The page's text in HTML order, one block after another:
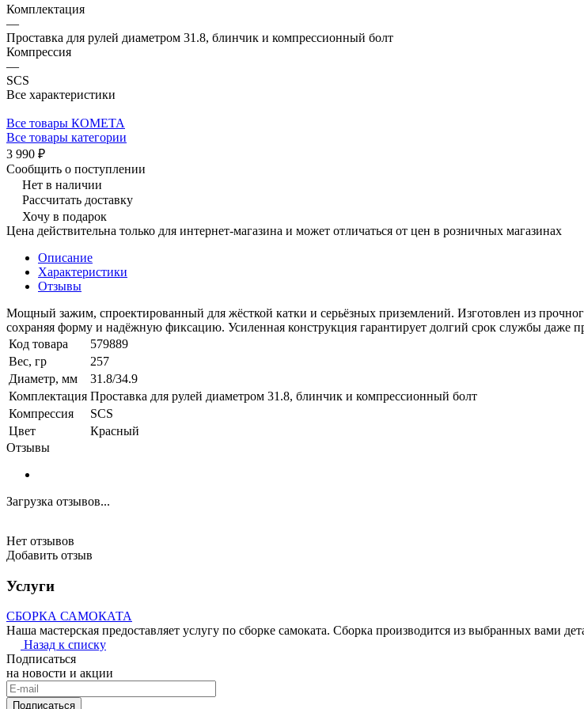
Комплектация
—
Проставка для рулей диаметром 31.8, блинчик и компрессионный болт
Компрессия
—
SCS
Все характеристики
Все товары КОМЕТА
Все товары категории
3 990 ₽
Сообщить о поступлении
Нет в наличии
Рассчитать доставку
Хочу в подарок
Цена действительна только для интернет-магазина и может отличаться от цен в розничных магазинах
Описание
Характеристики
Отзывы
Мощный зажим, спроектированный для жёсткой катки и серьёзных приземлений. Изготовлен из
сохраняя форму и надёжную фиксацию. Усиленная конструкция гарантирует долгий срок службы даже
Код товара
579889
Вес, гр
257
Диаметр, мм
31.8/34.9
Комплектация Проставка для рулей диаметром 31.8, блинчик и компрессионный болт
Компрессия
SCS
Цвет
Красный
Отзывы
Загрузка отзывов...
Нет отзывов
Добавить отзыв
Услуги
СБОРКА САМОКАТА
Наша мастерская предоставляет услугу по сборке самоката. Сборка производится из выбранных вами
Назад к списку
Подписаться
на новости и акции
Подписаться